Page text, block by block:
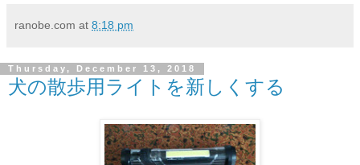
ranobe.com at 8:18 pm
Thursday, December 13, 2018
犬の散歩用ライトを新しくする